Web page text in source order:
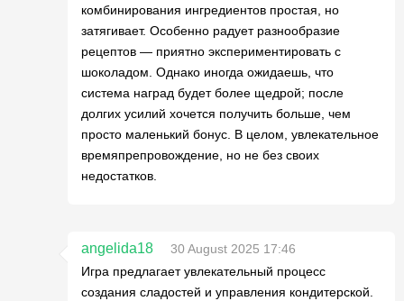
комбинирования ингредиентов простая, но
затягивает. Особенно радует разнообразие
рецептов — приятно экспериментировать с
шоколадом. Однако иногда ожидаешь, что
система наград будет более щедрой; после
долгих усилий хочется получить больше, чем
просто маленький бонус. В целом, увлекательное
времяпрепровождение, но не без своих
недостатков.
angelida18
30 August 2025 17:46
Игра предлагает увлекательный процесс
создания сладостей и управления кондитерской.